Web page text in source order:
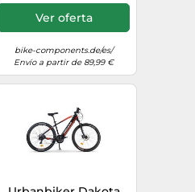
Ver oferta
bike-components.de/es/
Envío a partir de 89,99 €